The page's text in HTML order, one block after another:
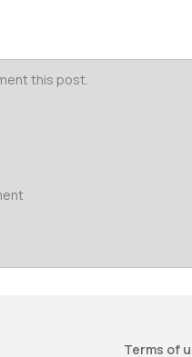
this post.
Terms of